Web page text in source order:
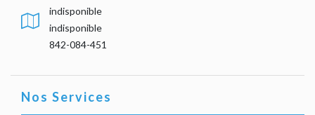
indisponible
indisponible
842-084-451
Nos Services